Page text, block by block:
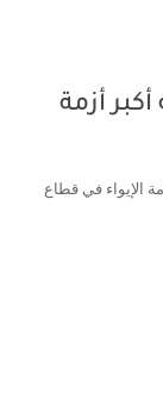
أكبر أزمة
الإيواء في قطاع